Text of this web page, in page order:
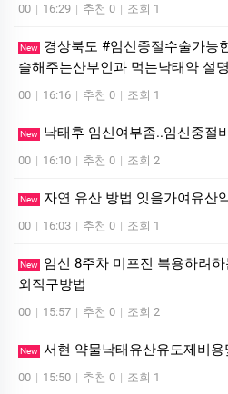
00 | 16:29 | 추천 0 | 조회 1
New
경상북도 #임신중절수술가능
술해주는산부인과 먹는낙­태약 설명
00 | 16:16 | 추천 0 | 조회 1
New 낙태후 임신여부좀..임신중절
00 | 16:10 | 추천 0 | 조회 2
New 자연 유산 방법 잇을가여유산
00 | 16:03 | 추천 0 | 조회 1
New
임신 8주차 미프진 복용하려
외직구방법
00 | 15:57 | 추천 0 | 조회 2
New 서현 약물낙태유산유도제비용
00 | 15:50 | 추천 0 | 조회 1